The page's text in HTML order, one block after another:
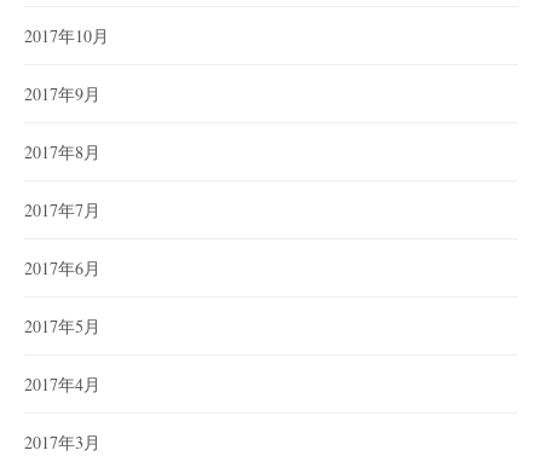
2017年10月
2017年9月
2017年8月
2017年7月
2017年6月
2017年5月
2017年4月
2017年3月